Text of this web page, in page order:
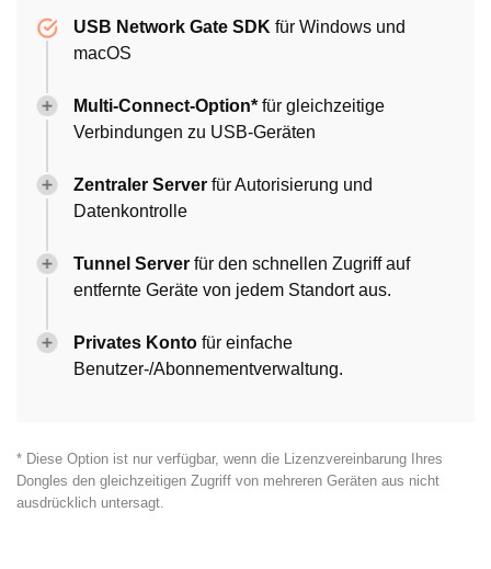
USB Network Gate SDK für Windows und
macOS
Multi-Connect-Option* für gleichzeitige
Verbindungen zu USB-Geräten
Zentraler Server für Autorisierung und
Datenkontrolle
Tunnel Server für den schnellen Zugriff auf
entfernte Geräte von jedem Standort aus.
Privates Konto für einfache
Benutzer-/Abonnementverwaltung.
* Diese Option ist nur verfügbar, wenn die Lizenzvereinbarung Ihres
Dongles den gleichzeitigen Zugriff von mehreren Geräten aus nicht
ausdrücklich untersagt.